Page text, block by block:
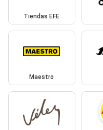
Tiendas EFE
Maestro